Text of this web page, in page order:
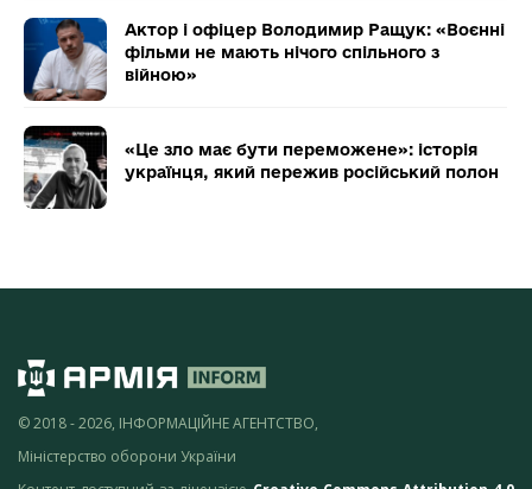
Актор і офіцер Володимир Ращук: «Воєнні
фільми не мають нічого спільного з
війною»
«Це зло має бути переможене»: історія
українця, який пережив російський полон
© 2018 - 2026, ІНФОРМАЦІЙНЕ АГЕНТСТВО,
Міністерство оборони України